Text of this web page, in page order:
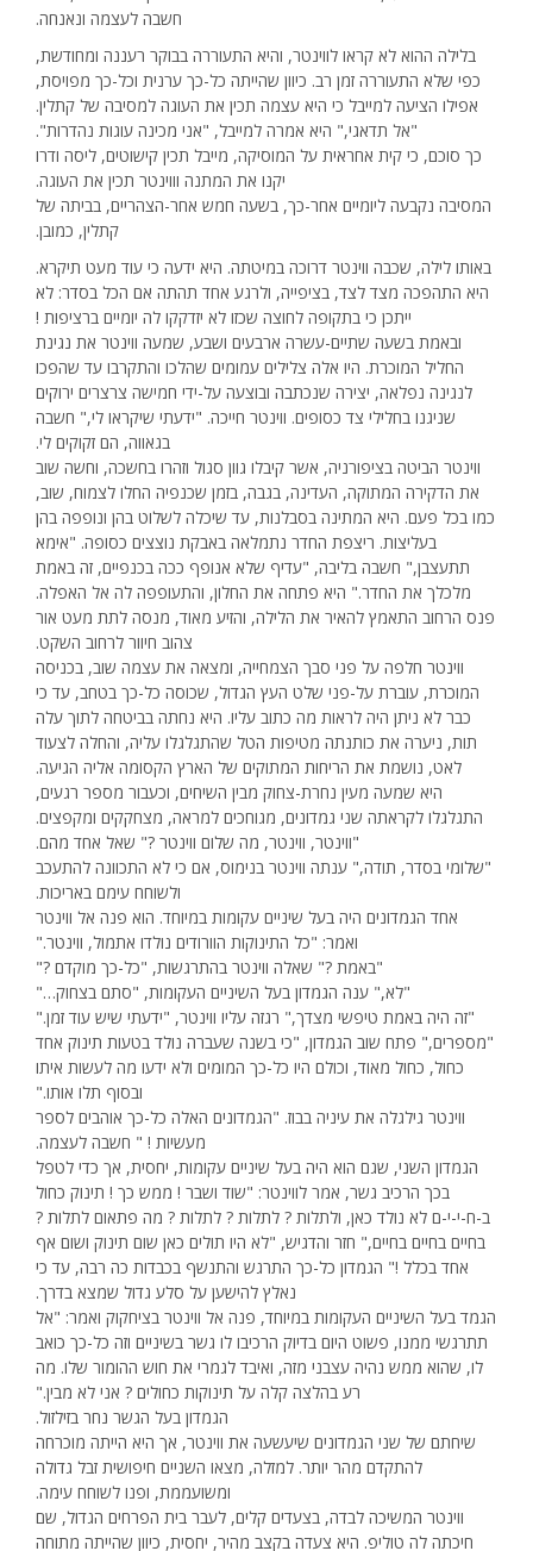
חשבה לעצמה ונאנחה.
בלילה ההוא לא קראו לווינטר, והיא התעוררה בבוקר רעננה ומחודשת,
כפי שלא התעוררה זמן רב. כיוון שהייתה כל-כך ערנית וכל-כך מפויסת,
אפילו הציעה למייבל כי היא עצמה תכין את העוגה למסיבה של קתלין.
"אל תדאגי," היא אמרה למייבל, "אני מכינה עוגות נהדרות".
כך סוכם, כי קית אחראית על המוסיקה, מייבל תכין קישוטים, ליסה ודרו
יקנו את המתנה וווינטר תכין את העוגה.
המסיבה נקבעה ליומיים אחר-כך, בשעה חמש אחר-הצהריים, בביתה של
קתלין, כמובן.
באותו לילה, שכבה ווינטר דרוכה במיטתה. היא ידעה כי עוד מעט תיקרא.
היא התהפכה מצד לצד, בציפייה, ולרגע אחד תהתה אם הכל בסדר: לא
ייתכן כי בתקופה לחוצה שכזו לא יזדקקו לה יומיים ברציפות !
ובאמת בשעה שתיים-עשרה ארבעים ושבע, שמעה ווינטר את נגינת
החליל המוכרת. היו אלה צלילים עמומים שהלכו והתקרבו עד שהפכו
לנגינה נפלאה, יצירה שנכתבה ובוצעה על-ידי חמישה צרצרים ירוקים
שניגנו בחלילי צד כסופים. ווינטר חייכה. "ידעתי שיקראו לי," חשבה
בגאווה, הם זקוקים לי.
ווינטר הביטה בציפורניה, אשר קיבלו גוון סגול וזהרו בחשכה, וחשה שוב
את הדקירה המתוקה, העדינה, בגבה, בזמן שכנפיה החלו לצמוח, שוב,
כמו בכל פעם. היא המתינה בסבלנות, עד שיכלה לשלוט בהן ונופפה בהן
בעליצות. ריצפת החדר נתמלאה באבקת נוצצים כסופה. "אימא
תתעצבן," חשבה בליבה, "עדיף שלא אנופף ככה בכנפיים, זה באמת
מלכלך את החדר." היא פתחה את החלון, והתעופפה לה אל האפלה.
פנס הרחוב התאמץ להאיר את הלילה, והזיע מאוד, מנסה לתת מעט אור
צהוב חיוור לרחוב השקט.
ווינטר חלפה על פני סבך הצמחייה, ומצאה את עצמה שוב, בכניסה
המוכרת, עוברת על-פני שלט העץ הגדול, שכוסה כל-כך בטחב, עד כי
כבר לא ניתן היה לראות מה כתוב עליו. היא נחתה בביטחה לתוך עלה
תות, ניערה את כותנתה מטיפות הטל שהתגלגלו עליה, והחלה לצעוד
לאט, נושמת את הריחות המתוקים של הארץ הקסומה אליה הגיעה.
היא שמעה מעין נחרת-צחוק מבין השיחים, וכעבור מספר רגעים,
התגלגלו לקראתה שני גמדונים, מגוחכים למראה, מצחקקים ומקפצים.
"ווינטר, ווינטר, מה שלום ווינטר ?" שאל אחד מהם.
"שלומי בסדר, תודה," ענתה ווינטר בנימוס, אם כי לא התכוונה להתעכב
ולשוחח עימם באריכות.
אחד הגמדונים היה בעל שיניים עקומות במיוחד. הוא פנה אל ווינטר
ואמר: "כל התינוקות הוורודים נולדו אתמול, ווינטר."
"באמת ?" שאלה ווינטר בהתרגשות, "כל-כך מוקדם ?"
"לא," ענה הגמדון בעל השיניים העקומות, "סתם בצחוק…"
"זה היה באמת טיפשי מצדך," רגזה עליו ווינטר, "ידעתי שיש עוד זמן."
"מספרים," פתח שוב הגמדון, "כי בשנה שעברה נולד בטעות תינוק אחד
כחול, כחול מאוד, וכולם היו כל-כך המומים ולא ידעו מה לעשות איתו
ובסוף תלו אותו."
ווינטר גילגלה את עיניה בבוז. "הגמדונים האלה כל-כך אוהבים לספר
מעשיות ! " חשבה לעצמה.
הגמדון השני, שגם הוא היה בעל שיניים עקומות, יחסית, אך כדי לטפל
בכך הרכיב גשר, אמר לווינטר: "שוד ושבר ! ממש כך ! תינוק כחול
ב-ח-י-י-ם לא נולד כאן, ולתלות ? לתלות ? לתלות ? מה פתאום לתלות ?
בחיים בחיים בחיים," חזר והדגיש, "לא היו תולים כאן שום תינוק ושום אף
אחד בכלל !" הגמדון כל-כך התרגש והתנשף בכבדות כה רבה, עד כי
נאלץ להישען על סלע גדול שמצא בדרך.
הגמד בעל השיניים העקומות במיוחד, פנה אל ווינטר בציחקוק ואמר: "אל
תתרגשי ממנו, פשוט היום בדיוק הרכיבו לו גשר בשיניים וזה כל-כך כואב
לו, שהוא ממש נהיה עצבני מזה, ואיבד לגמרי את חוש ההומור שלו. מה
רע בהלצה קלה על תינוקות כחולים ? אני לא מבין."
הגמדון בעל הגשר נחר בזילזול.
שיחתם של שני הגמדונים שיעשעה את ווינטר, אך היא הייתה מוכרחה
להתקדם מהר יותר. למזלה, מצאו השניים חיפושית זבל גדולה
ומשועממת, ופנו לשוחח עימה.
ווינטר המשיכה לבדה, בצעדים קלים, לעבר בית הפרחים הגדול, שם
חיכתה לה טוליפ. היא צעדה בקצב מהיר, יחסית, כיוון שהייתה מתוחה